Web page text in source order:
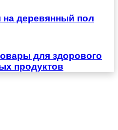
деревянный пол
для здорового
продуктов